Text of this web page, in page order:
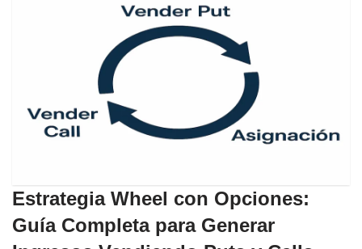
Estrategia Wheel con Opciones:
Guía Completa para Generar